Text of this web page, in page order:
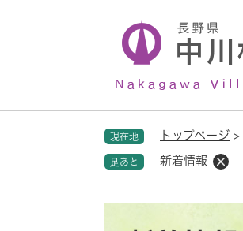
現在地 トップページ >
足あと 新着情報